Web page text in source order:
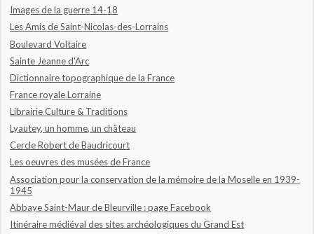
Images de la guerre 14-18
Les Amis de Saint-Nicolas-des-Lorrains
Boulevard Voltaire
Sainte Jeanne d'Arc
Dictionnaire topographique de la France
France royale Lorraine
Librairie Culture & Traditions
Lyautey, un homme, un château
Cercle Robert de Baudricourt
Les oeuvres des musées de France
Association pour la conservation de la mémoire de la Moselle en 1939-
1945
Abbaye Saint-Maur de Bleurville : page Facebook
Itinéraire médiéval des sites archéologiques du Grand Est